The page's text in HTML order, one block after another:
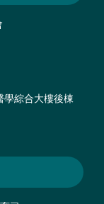
學綜合大樓後棟